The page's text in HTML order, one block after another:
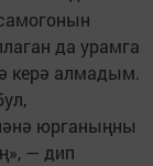
да урамга
керә алмадым.
юрганыңны
— дип